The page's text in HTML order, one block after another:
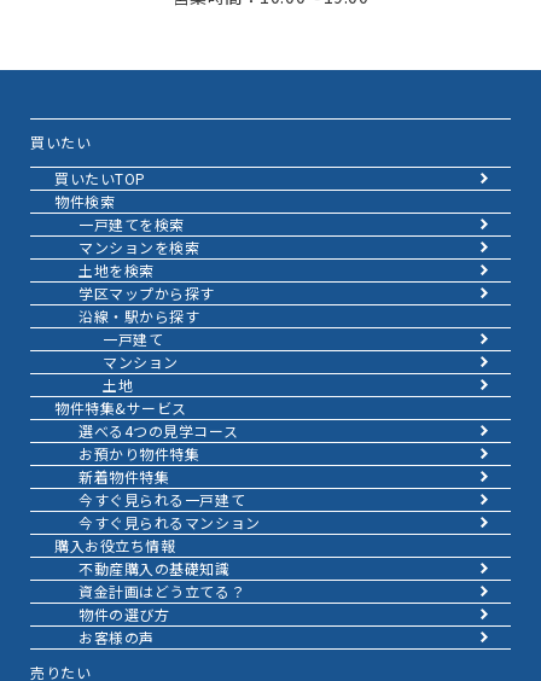
買いたい
買いたいTOP
物件検索
一戸建てを検索
マンションを検索
土地を検索
学区マップから探す
沿線・駅から探す
一戸建て
マンション
土地
物件特集&サービス
選べる4つの見学コース
お預かり物件特集
新着物件特集
今すぐ見られる一戸建て
今すぐ見られるマンション
購入お役立ち情報
不動産購入の基礎知識
資金計画はどう立てる？
物件の選び方
お客様の声
売りたい